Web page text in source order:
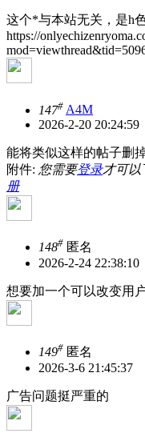
这个*与本站无关，是h
https://
147# A4M
2026-2-20 20:24:59
能将类似这样的帖子删
附件: 您需要登录才可以
册
148# 匿名
2026-2-24 22:38:10
想要加一个可以改变用
149# 匿名
2026-3-6 21:45:37
广告问题挺严重的